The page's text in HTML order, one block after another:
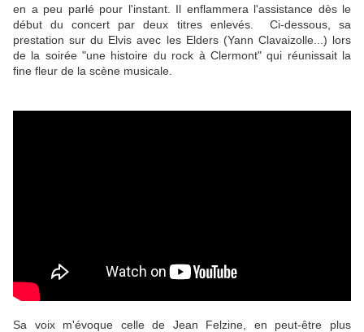
en a peu parlé pour l'instant. Il enflammera l'assistance dès le
début du concert par deux titres enlevés. Ci-dessous, sa
prestation sur du Elvis avec les Elders (Yann Clavaizolle...) lors
de la soirée "une histoire du rock à Clermont" qui réunissait la
fine fleur de la scène musicale.
Sa voix m'évoque celle de Jean Felzine, en peut-être plus